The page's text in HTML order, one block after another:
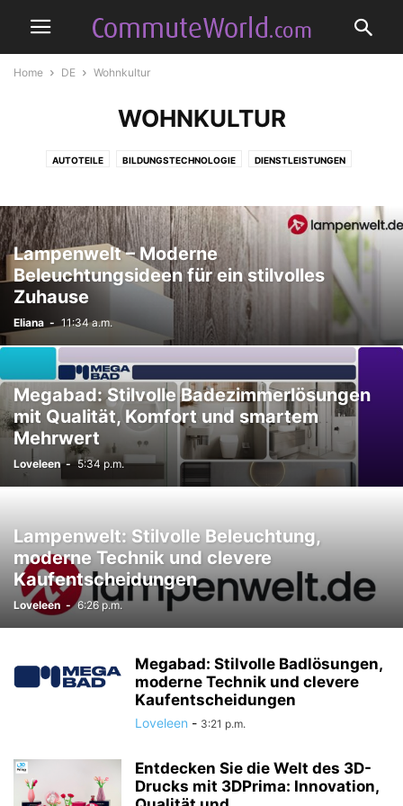
Home DE Wohnkultur
WOHNKULTUR
AUTOTEILE BILDUNGSTECHNOLOGIE DIENSTLEISTUNGEN
HOSTING-DIENST KOSMETIK MODE REISEN SPIELE
TECHNOLOGIE WOHNKULTUR
Lampenwelt – Moderne
Beleuchtungsideen für ein stilvolles
Zuhause
Eliana - 11:34 a.m.
Megabad: Stilvolle Badezimmerlösungen
mit Qualität, Komfort und smartem
Mehrwert
Loveleen - 5:34 p.m.
Lampenwelt: Stilvolle Beleuchtung,
moderne Technik und clevere
Kaufentscheidungen
Loveleen - 6:26 p.m.
Megabad: Stilvolle Badlösungen,
moderne Technik und clevere
Kaufentscheidungen
Loveleen - 3:21 p.m.
Entdecken Sie die Welt des 3D-
Drucks mit 3DPrima: Innovation,